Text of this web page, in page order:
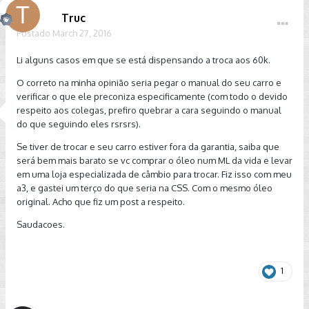
Truc
Postado March 27, 2016
Li alguns casos em que se está dispensando a troca aos 60k.
O correto na minha opinião seria pegar o manual do seu carro e
verificar o que ele preconiza especificamente (com todo o devido
respeito aos colegas, prefiro quebrar a cara seguindo o manual
do que seguindo eles rsrsrs).
Se tiver de trocar e seu carro estiver fora da garantia, saiba que
será bem mais barato se vc comprar o óleo num ML da vida e levar
em uma loja especializada de câmbio para trocar. Fiz isso com meu
a3, e gastei um terço do que seria na CSS. Com o mesmo óleo
original. Acho que fiz um post a respeito.
Saudacoes.
1